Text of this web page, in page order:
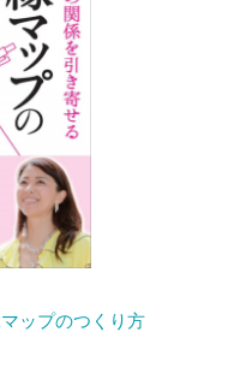
ップのつくり方